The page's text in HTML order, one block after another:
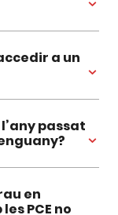
a un
passat
en
PCE no